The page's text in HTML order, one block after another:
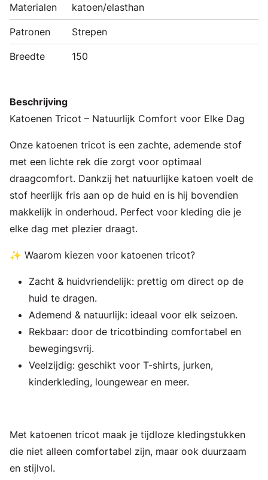
Materialen katoen/elasthan
Patronen Strepen
Breedte 150
Beschrijving
Katoenen Tricot – Natuurlijk Comfort voor Elke Dag
Onze katoenen tricot is een zachte, ademende stof
met een lichte rek die zorgt voor optimaal
draagcomfort. Dankzij het natuurlijke katoen voelt de
stof heerlijk fris aan op de huid en is hij bovendien
makkelijk in onderhoud. Perfect voor kleding die je
elke dag met plezier draagt.
✨ Waarom kiezen voor katoenen tricot?
Zacht & huidvriendelijk: prettig om direct op de
huid te dragen.
Ademend & natuurlijk: ideaal voor elk seizoen.
Rekbaar: door de tricotbinding comfortabel en
bewegingsvrij.
Veelzijdig: geschikt voor T-shirts, jurken,
kinderkleding, loungewear en meer.
Met katoenen tricot maak je tijdloze kledingstukken
die niet alleen comfortabel zijn, maar ook duurzaam
en stijlvol.